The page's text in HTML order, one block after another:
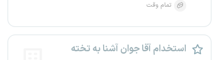
تمام وقت
استخدام آقا جوان آشنا به تخته